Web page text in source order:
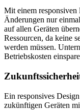
Mit einem responsiven
Änderungen nur
auf allen Geräten
Ressourcen, da keine
werden müssen.
Betriebskosten
Ein responsives
zukünftigen Geräten